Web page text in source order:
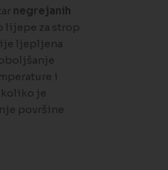
negrejanih
lijepe za strop
ljepljena
i
je
površine